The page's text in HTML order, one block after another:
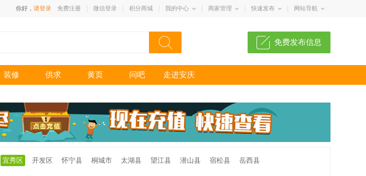
你好， 请登录 免费注册 微信登录 积分商城 我的中心 商家管理 快速发布 网站导航
免费发布信息
装修 供求 黄页 问吧 走进安庆
宜秀区 开发区 怀宁县 桐城市 太湖县 望江县 潜山县 宿松县 岳西县